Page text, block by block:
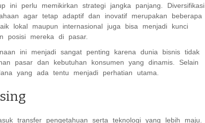
ini perlu memikirkan strategi jangka panjang. Diversifikasi
agar tetap adaptif dan inovatif merupakan beberapa
lokal maupun internasional juga bisa menjadi kunci
posisi mereka di pasar.
ini menjadi sangat penting karena dunia bisnis tidak
pasar dan kebutuhan konsumen yang dinamis. Selain
yang ada tentu menjadi perhatian utama.
transfer pengetahuan serta teknologi yang lebih maju.